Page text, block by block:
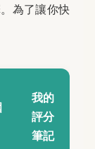
為了讓你快
我的
評分
筆記